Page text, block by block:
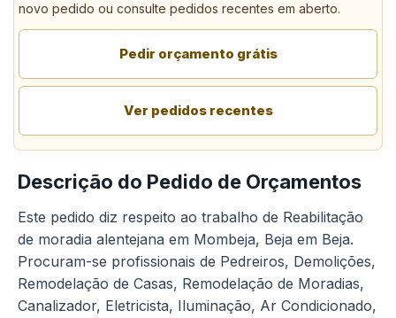
novo pedido ou consulte pedidos recentes em aberto.
Pedir orçamento grátis
Ver pedidos recentes
Descrição do Pedido de Orçamentos
Este pedido diz respeito ao trabalho de Reabilitação
de moradia alentejana em Mombeja, Beja em Beja.
Procuram-se profissionais de Pedreiros, Demolições,
Remodelação de Casas, Remodelação de Moradias,
Canalizador, Eletricista, Iluminação, Ar Condicionado,